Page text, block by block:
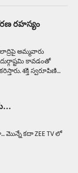
రహస్యం
అమ్మవారు
కావడంతో
శక్తి స్వరూపిణి…
మొన్నే కదా ZEE TV లో